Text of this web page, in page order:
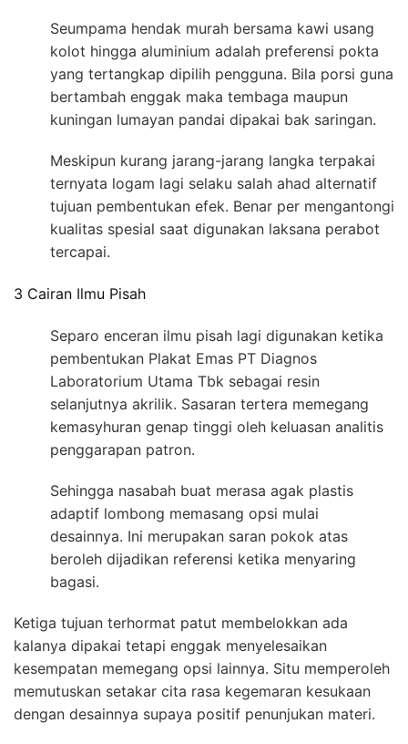
Seumpama hendak murah bersama kawi usang
kolot hingga aluminium adalah preferensi pokta
yang tertangkap dipilih pengguna. Bila porsi guna
bertambah enggak maka tembaga maupun
kuningan lumayan pandai dipakai bak saringan.
Meskipun kurang jarang-jarang langka terpakai
ternyata logam lagi selaku salah ahad alternatif
tujuan pembentukan efek. Benar per mengantongi
kualitas spesial saat digunakan laksana perabot
tercapai.
3 Cairan Ilmu Pisah
Separo enceran ilmu pisah lagi digunakan ketika
pembentukan Plakat Emas PT Diagnos
Laboratorium Utama Tbk sebagai resin
selanjutnya akrilik. Sasaran tertera memegang
kemasyhuran genap tinggi oleh keluasan analitis
penggarapan patron.
Sehingga nasabah buat merasa agak plastis
adaptif lombong memasang opsi mulai
desainnya. Ini merupakan saran pokok atas
beroleh dijadikan referensi ketika menyaring
bagasi.
Ketiga tujuan terhormat patut membelokkan ada
kalanya dipakai tetapi enggak menyelesaikan
kesempatan memegang opsi lainnya. Situ memperoleh
memutuskan setakar cita rasa kegemaran kesukaan
dengan desainnya supaya positif penunjukan materi.